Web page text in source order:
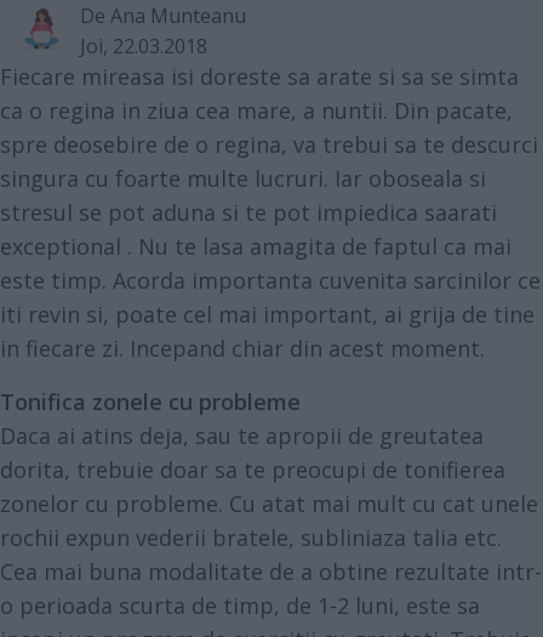
De Ana Munteanu
Joi, 22.03.2018
Fiecare mireasa isi doreste sa arate si sa se simta
ca o regina in ziua cea mare, a nuntii. Din pacate,
spre deosebire de o regina, va trebui sa te descurci
singura cu foarte multe lucruri. Iar oboseala si
stresul se pot aduna si te pot impiedica saarati
exceptional . Nu te lasa amagita de faptul ca mai
este timp. Acorda importanta cuvenita sarcinilor ce
iti revin si, poate cel mai important, ai grija de tine
in fiecare zi. Incepand chiar din acest moment.
Tonifica zonele cu probleme
Daca ai atins deja, sau te apropii de greutatea
dorita, trebuie doar sa te preocupi de tonifierea
zonelor cu probleme. Cu atat mai mult cu cat unele
rochii expun vederii bratele, subliniaza talia etc.
Cea mai buna modalitate de a obtine rezultate intr-
o perioada scurta de timp, de 1-2 luni, este sa